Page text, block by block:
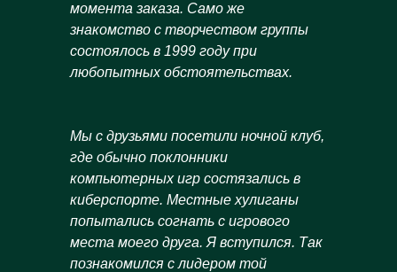
момента заказа. Само же
знакомство с творчеством группы
состоялось в 1999 году при
любопытных обстоятельствах.
Мы с друзьями посетили ночной клуб,
где обычно поклонники
компьютерных игр состязались в
киберспорте. Местные хулиганы
попытались согнать с игрового
места моего друга. Я вступился. Так
познакомился с лидером той